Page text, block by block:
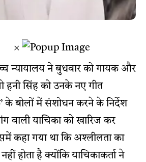
×
न्यायालय ने बुधवार को गायक और
हनी सिंह को उनके नए गीत
के बोलों में संशोधन करने के निर्देश
वाली याचिका को खारिज कर
कहा गया था कि अश्लीलता का
होता है क्योंकि याचिकाकर्ता ने